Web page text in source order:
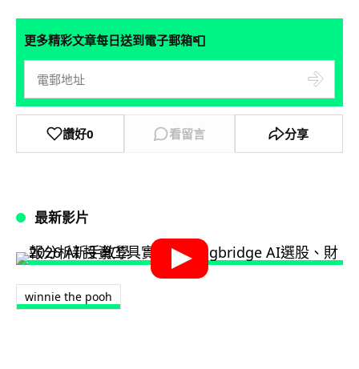
更多精彩文章每日送到電子郵箱📮
讚好0 看留言 分享
最新影片
winnie the pooh